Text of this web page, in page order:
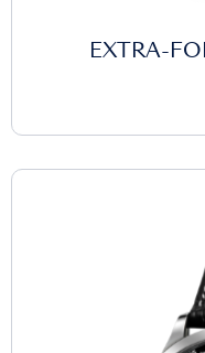
EXTRA-